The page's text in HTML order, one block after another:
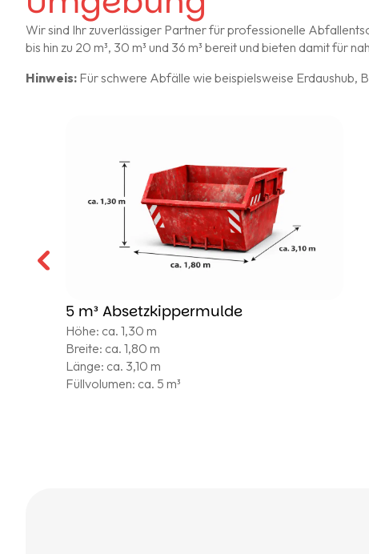
Wir sind Ihr zuverlässiger Partner für professionelle
bis hin zu 20 m³, 30 m³ und 36 m³ bereit und bieten damit für
Hinweis: Für schwere Abfälle wie beispielsweise Erdaushub,
5 m³ Absetzkippermulde
Höhe: ca. 1,30 m
Breite: ca. 1,80 m
Länge: ca. 3,10 m
Füllvolumen: ca. 5 m³